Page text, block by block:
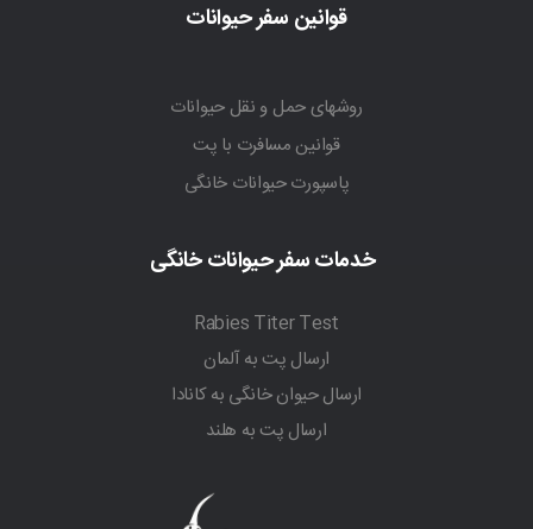
قوانین سفر حیوانات
روشهای حمل و نقل حیوانات
قوانین مسافرت با پت
پاسپورت حیوانات خانگی
خدمات سفر حیوانات خانگی
Rabies Titer Test
ارسال پت به آلمان
ارسال حیوان خانگی به کانادا
ارسال پت به هلند